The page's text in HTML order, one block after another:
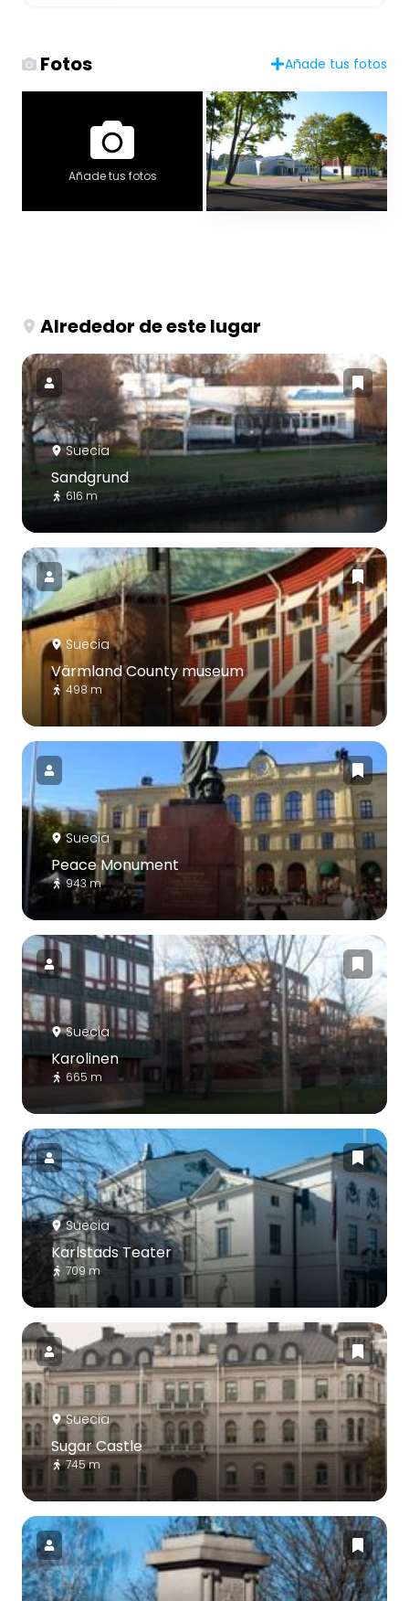
Fotos Añade tus fotos
Añade tus fotos
Alrededor de este lugar
Suecia
Sandgrund
616 m
Suecia
Värmland County museum
498 m
Suecia
Peace Monument
943 m
Suecia
Karolinen
665 m
Suecia
Karlstads Teater
709 m
Suecia
Sugar Castle
745 m